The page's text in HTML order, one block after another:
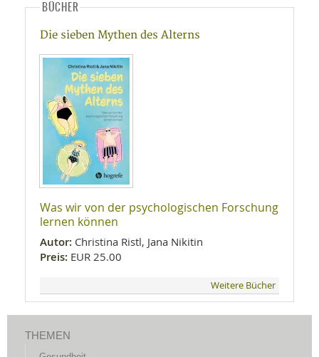
BÜCHER
Die sieben Mythen des Alterns
Was wir von der psychologischen Forschung
lernen können
Autor: Christina Ristl, Jana Nikitin
Preis: EUR 25.00
Weitere Bücher
THEMEN